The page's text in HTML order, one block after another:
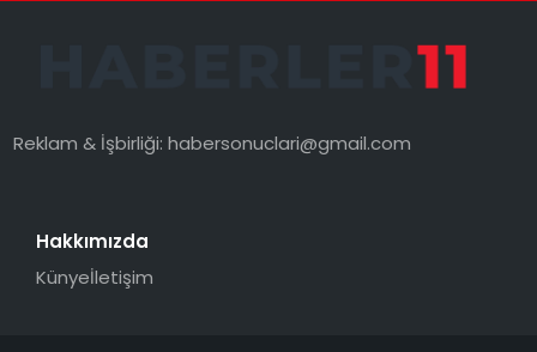
Reklam & İşbirliği:habersonuclari@gmail.com
Hakkımızda
Künyeİletişim